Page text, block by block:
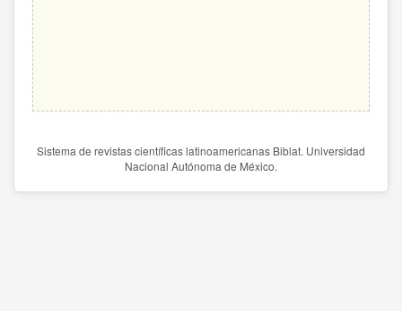
Sistema de revistas científicas latinoamericanas Biblat. Universidad
Nacional Autónoma de México.